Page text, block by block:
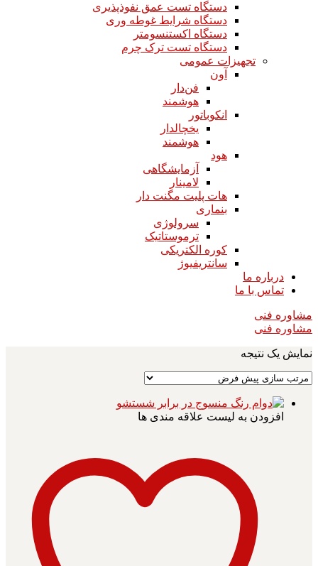
دستگاه تست عمق نفوذپذیری
دستگاه شرایط غوطه وری
دستگاه اکستنسومتر
دستگاه تست ترک چرم
تجهیزات عمومی
آون
فن‌دار
هوشمند
انکوباتور
یخچالدار
هوشمند
هود
آزمایشگاهی
لامینار​​​​​​​
هات پلیت مگنت دار​​​​​​​
بنماری
سرولوژی
ترموستاتیک
کوره الکتریکی
سانتریفیوژ
درباره ما
تماس با ما
مشاوره فنی
مشاوره فنی
نمایش یک نتیجه
افزودن به لیست علاقه مندی ها